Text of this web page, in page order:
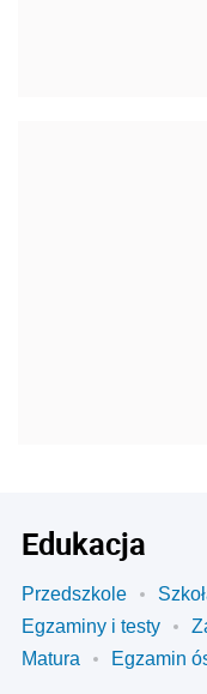
Edukacja
Przedszkole
Egzaminy i testy
Matura
Egzamin